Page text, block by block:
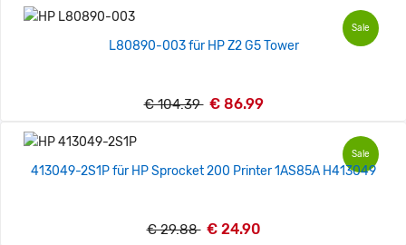
Sale
L80890-003 für HP Z2 G5 Tower
€ 104.39 € 86.99
Sale
413049-2S1P für HP Sprocket 200 Printer 1AS85A H413049
€ 29.88 € 24.90